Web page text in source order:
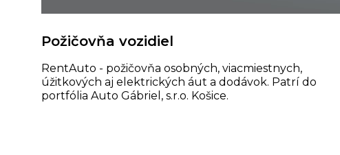
Požičovňa vozidiel
RentAuto - požičovňa osobných, viacmiestnych,
úžitkových aj elektrických áut a dodávok. Patrí do
portfólia Auto Gábriel, s.r.o. Košice.